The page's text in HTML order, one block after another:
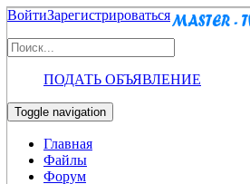
ВойтиЗарегистрироваться
ПОДАТЬ ОБЪЯВЛЕНИЕ
Toggle navigation
Главная
Файлы
Форум